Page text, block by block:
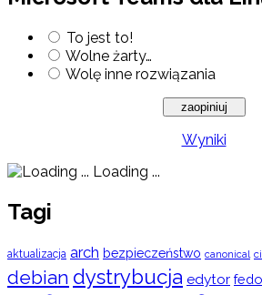
To jest to!
Wolne żarty…
Wolę inne rozwiązania
Wyniki
Loading ...
Tagi
aktualizacja arch bezpieczeństwo canonical
debian dystrybucja edytor